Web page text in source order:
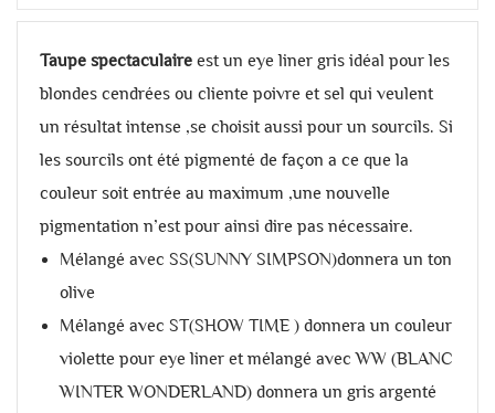
Taupe spectaculaire est un eye liner gris idéal pour les
blondes cendrées ou cliente poivre et sel qui veulent
un résultat intense ,se choisit aussi pour un sourcils. Si
les sourcils ont été pigmenté de façon a ce que la
couleur soit entrée au maximum ,une nouvelle
pigmentation n’est pour ainsi dire pas nécessaire.
Mélangé avec SS(SUNNY SIMPSON)donnera un ton
olive
Mélangé avec ST(SHOW TIME ) donnera un couleur
violette pour eye liner et mélangé avec WW (BLANC
WINTER WONDERLAND) donnera un gris argenté